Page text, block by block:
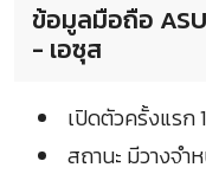
ข้อมูลมือถือ
- เอซุส
เปิดตัวครั้งแรก
สถานะ มีวางจำ